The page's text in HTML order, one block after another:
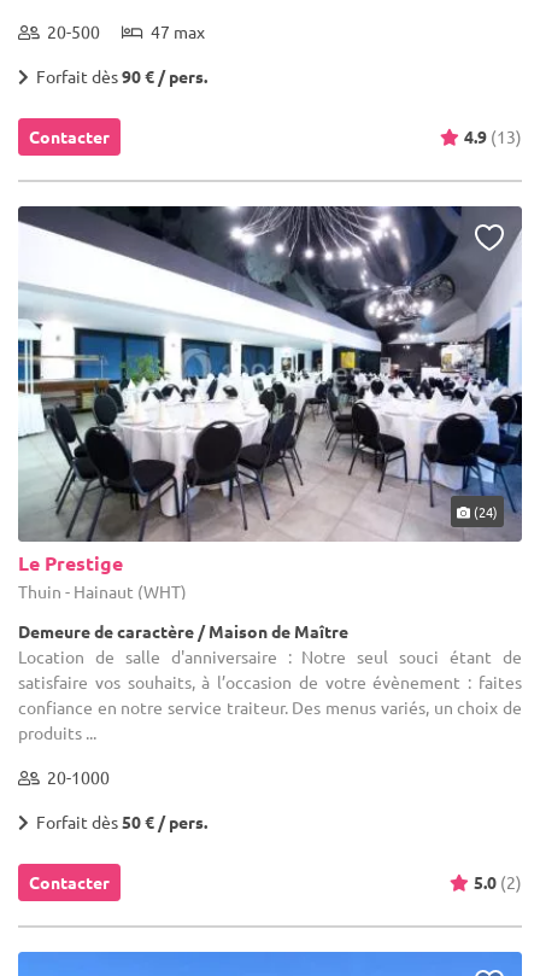
20-500 47 max
Forfait dès90 € / pers.
Contacter 4.9 (13)
(24)
Le Prestige
Thuin - Hainaut (WHT)
Demeure de caractère / Maison de Maître
Location de salle d'anniversaire : Notre seul souci étant de
satisfaire vos souhaits, à l’occasion de votre évènement : faites
confiance en notre service traiteur. Des menus variés, un choix de
produits ...
20-1000
Forfait dès50 € / pers.
Contacter 5.0 (2)